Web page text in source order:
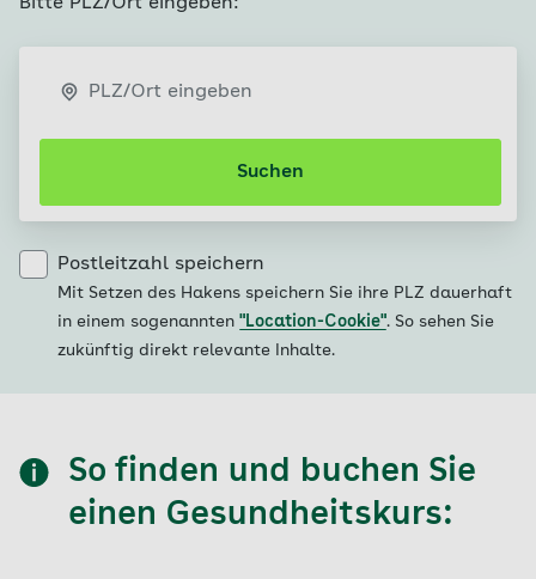
Suchen
Postleitzahl speichern
Mit Setzen des Hakens speichern Sie ihre PLZ dauerhaft
in einem sogenannten "Location-Cookie". So sehen Sie
zukünftig direkt relevante Inhalte.
So finden und buchen Sie
einen Gesundheitskurs: